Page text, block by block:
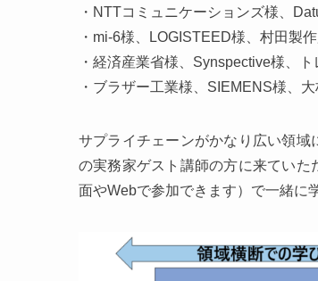
・NTTコミュニケーションズ様、
・mi-6様、LOGISTEED様、村田製
・経済産業省様、Synspective様、
・ブラザー工業様、SIEMENS様、
サプライチェーンがかなり広い領
の実務家ゲスト講師の方に来てい
面やWebで参加できます）で一緒に